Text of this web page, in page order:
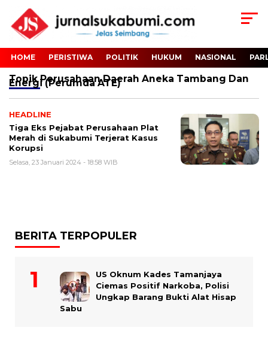
HOME PERISTIWA POLITIK HUKUM NASIONAL
TopikPerusahaan Daerah Aneka Tambang Dan
Energi (Perumda ATE)
HEADLINE
Tiga Eks Pejabat Perusahaan Plat
Merah di Sukabumi Terjerat Kasus
Korupsi
Selasa, 23 Januari 2024 - 18:58 WIB
BERITA TERPOPULER
US Oknum Kades Tamanjaya
Ciemas Positif Narkoba, Polisi
Ungkap Barang Bukti Alat Hisap
Sabu